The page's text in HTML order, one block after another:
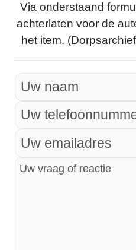
Via onderstaand
achterlaten voor de
het item.